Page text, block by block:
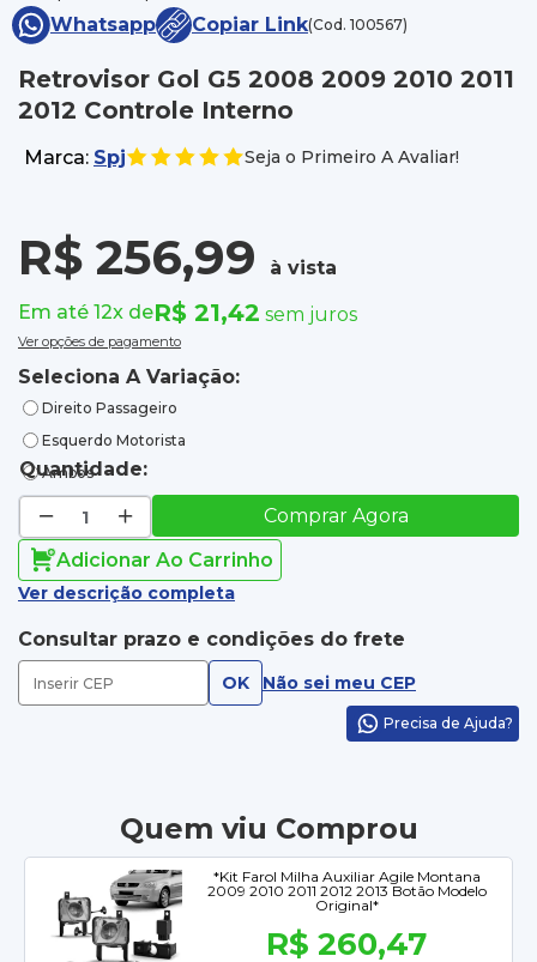
Whatsapp
Copiar Link(Cod. 100567)
Retrovisor Gol G5 2008 2009 2010 2011
2012 Controle Interno
Marca: Spj Seja o Primeiro A Avaliar!
R$ 256,99
à vista
Em até 12x deR$ 21,42 sem juros
Ver opções de pagamento
Seleciona A Variação:
Direito Passageiro
Esquerdo Motorista
Ambos
Quantidade:
Comprar Agora
Adicionar Ao Carrinho
Ver descrição completa
Consultar prazo e condições do frete
OK Não sei meu CEP
Precisa de Ajuda?
Quem viu Comprou
*Kit Farol Milha Auxiliar Agile Montana
2009 2010 2011 2012 2013 Botão Modelo
Original*
R$ 260,47